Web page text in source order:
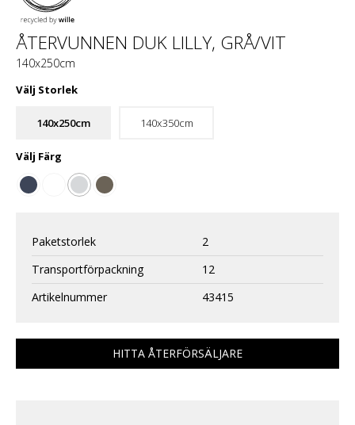
ÅTERVUNNEN DUK LILLY, GRÅ/VIT
140x250cm
Välj Storlek
140x250cm 140x350cm
Välj Färg
Paketstorlek
2
Transportförpackning
12
Artikelnummer
43415
HITTA ÅTERFÖRSÄLJARE